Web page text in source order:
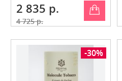
2 835 р.
4 725 р.
-30%